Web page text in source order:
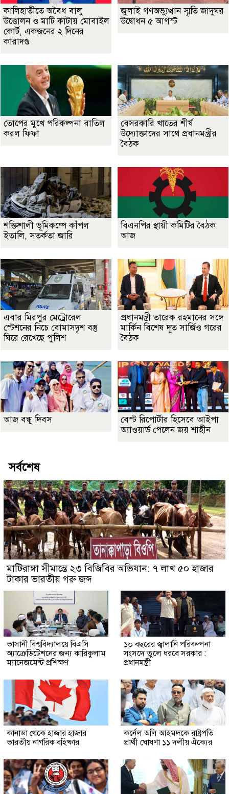
কালিহাতীতে অবৈধ বালু
উত্তোলন ও মাটি কাটায় মোবাইল
কোর্ট, একজনের ২ দিনের
কারাদণ্ড
জুলাই গণঅভ্যুত্থান স্মৃতি জাদুঘর
উদ্বোধন ৫ আগস্ট
তোপের মুখে পরিকল্পনা বাতিল
করল ফিফা
বেসরকারি খাতের শীর্ষ
উদ্যোক্তাদের সাথে প্রধানমন্ত্রীর
বৈঠক
শক্তিশালী ভূমিকম্পে কাঁপল
ইতালি, সতর্কতা জারি
বিএনপির স্থায়ী কমিটির বৈঠক
আজ
এবার মিরপুর মেট্রোরেল
স্টেশনের নিচে বোমাসদৃশ বস্তু
ঘিরে রেখেছে পুলিশ
প্রধানমন্ত্রী তারেক রহমানের সঙ্গে
মার্কিন বিশেষ দূত সার্জিও গরের
বৈঠক
আজ বন্ধু দিবস
বেস্ট রিপোর্টার হিসেবে আইপা
অ্যাওয়ার্ড পেলেন জয় শাহীন
সর্বশেষ
মাটিরাঙ্গা সীমান্তে ২৩ বিজিবির অভিযান: ৭ লাখ ৫০ হাজার
টাকার ভারতীয় গরু জব্দ
ভাসানী বিশ্ববিদ্যালয়ে বিএসি
অ্যাক্রেডিটেশনের জন্য কারিকুলাম
ম্যানেজমেন্ট প্রশিক্ষণ
১০ বছরের জ্বালানি পরিকল্পনা
সংসদে তুলে ধরবে সরকার :
প্রধানমন্ত্রী
কানাডা থেকে হাজার হাজার
ভারতীয় নাগরিক বহিষ্কার
কর্নেল অলি আহমদকে রাষ্ট্রপতি
প্রার্থী ঘোষণা ১১ দলীয় ঐক্যের